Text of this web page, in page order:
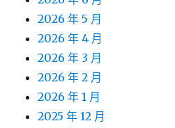
2026 年 5 月
2026 年 4 月
2026 年 3 月
2026 年 2 月
2026 年 1 月
2025 年 12 月